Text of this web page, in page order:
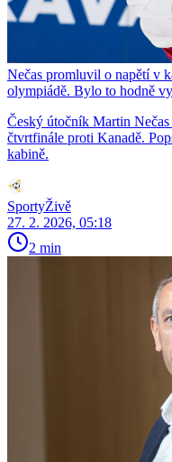
Nečas promluvil o napětí v
olympiádě. Bylo to hodně
Český útočník Martin
čtvrtfinále proti Kanadě.
kabině.
SportyŽivě
27. 2. 2026, 05:18
2 min